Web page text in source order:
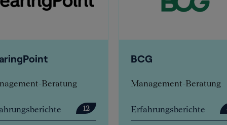
Beratung
57
Deloitte
Management-Beratung
Erfahrungsberichte